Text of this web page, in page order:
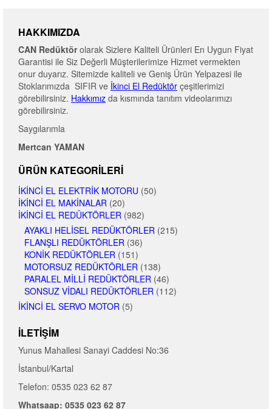
HAKKIMIZDA
CAN Redüktörolarak Sizlere Kaliteli Ürünleri En Uygun Fiyat
Garantisi ile Siz Değerli Müşterilerimize Hizmet vermekten
onur duyarız. Sitemizde kaliteli ve Geniş Ürün Yelpazesi ile
Stoklarımızda SIFIR ve İkinci El Redüktör çeşitlerimizi
görebilirsiniz. Hakkımız da kısmında tanıtım videolarımızı
görebilirsiniz.
Saygılarımla
Mertcan YAMAN
ÜRÜN KATEGORILERI
İKINCI EL ELEKTRIK MOTORU (50)
İKINCI EL MAKINALAR (20)
İKINCI EL REDÜKTÖRLER (982)
AYAKLI HELISEL REDÜKTÖRLER (215)
FLANŞLI REDÜKTÖRLER (36)
KONIK REDÜKTÖRLER (151)
MOTORSUZ REDÜKTÖRLER (138)
PARALEL MILLI REDÜKTÖRLER (46)
SONSUZ VIDALI REDÜKTÖRLER (112)
İKINCI EL SERVO MOTOR (5)
İLETIŞIM
Yunus Mahallesi Sanayi Caddesi No:36
İstanbul/Kartal
Telefon: 0535 023 62 87
Whatsaap: 0535 023 62 87